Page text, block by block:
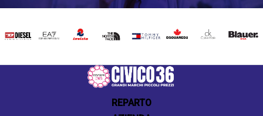
DIESEL EA7 INVICTATHE
TOMMY
DSQUARED2
CALVIN BLAUER
REPARTO